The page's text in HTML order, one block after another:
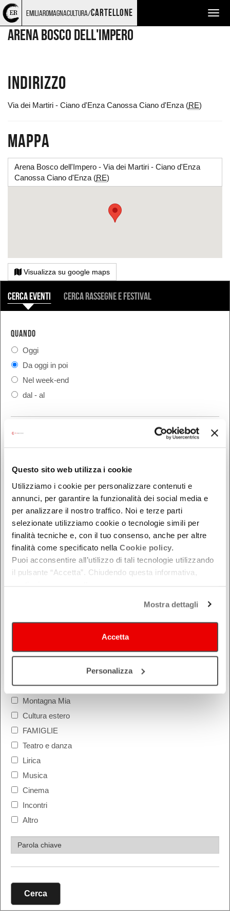
Questo sito web utilizza i cookie
Utilizziamo i cookie per personalizzare contenuti e
annunci, per garantire la funzionalità dei social media e
per analizzare il nostro traffico. Noi e terze parti
selezionate utilizziamo cookie o tecnologie simili per
finalità tecniche e, con il tuo consenso, anche per altre
finalità come specificato nella Cookie policy.
Puoi acconsentire all’utilizzo di tali tecnologie utilizzando
il pulsante “Accetta”. Chiudendo questa informativa,
Mostra dettagli
Accetta
Personalizza
Torna
alla
home
page
Cerca
nel
sito
Salta
ai
contenuti
Salta
al
menu
principale
emiliaromagnacultura/cartellone
LUOGHI
Arena Bosco dell'Impero
Indirizzo
Via dei Martiri - Ciano d'Enza Canossa Ciano d'Enza (RE)
Mappa
Arena Bosco dell'Impero - Via dei Martiri - Ciano d'Enza
Canossa Ciano d'Enza (RE)
Visualizza su google maps
COSA
Cerca eventi Cerca rassegne e festival
QUANDO
Oggi
Da oggi in poi
Nel week-end
dal - al
Ferrara
Forlì-Cesena
Modena
Parma
Piacenza
Ravenna
Reggio Emilia
Rimini
Festival
Montagna Mia
Cultura estero
FAMIGLIE
Teatro e danza
Lirica
Musica
Cinema
Incontri
Altro
Cerca